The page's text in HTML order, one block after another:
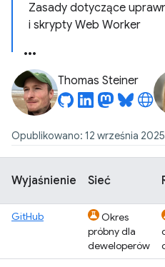
Zasady dotyczące
i skrypty Web Worker
Thomas Steiner
Opublikowano: 12 września
Wyjaśnienie Sieć
GitHub
Okres
próbny dla
deweloperów